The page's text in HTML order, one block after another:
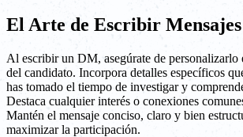
El Arte de Escribir
Al escribir un DM, asegúrate de
del candidato. Incorpora detalles específicos
has tomado el tiempo de investigar y
Destaca cualquier interés o conexiones
Mantén el mensaje conciso, claro y bien
maximizar la participación.